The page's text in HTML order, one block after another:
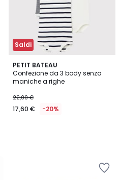
Saldi
PETIT BATEAU
Confezione da 3 body senza
maniche a righe
22,00 €
17,60 € -20%